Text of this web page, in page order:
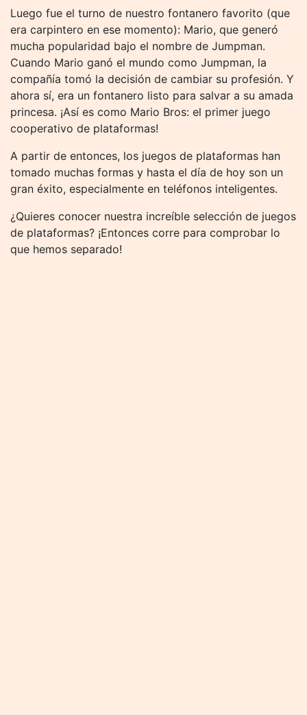
Luego fue el turno de nuestro fontanero favorito (que
era carpintero en ese momento): Mario, que generó
mucha popularidad bajo el nombre de Jumpman.
Cuando Mario ganó el mundo como Jumpman, la
compañía tomó la decisión de cambiar su profesión. Y
ahora sí, era un fontanero listo para salvar a su amada
princesa. ¡Así es como Mario Bros: el primer juego
cooperativo de plataformas!
A partir de entonces, los juegos de plataformas han
tomado muchas formas y hasta el día de hoy son un
gran éxito, especialmente en teléfonos inteligentes.
¿Quieres conocer nuestra increíble selección de juegos
de plataformas? ¡Entonces corre para comprobar lo
que hemos separado!